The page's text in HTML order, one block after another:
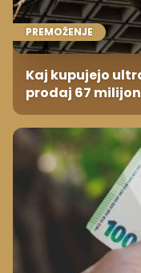
PREMOŽENJE
Kaj kupujejo
prodaj 67